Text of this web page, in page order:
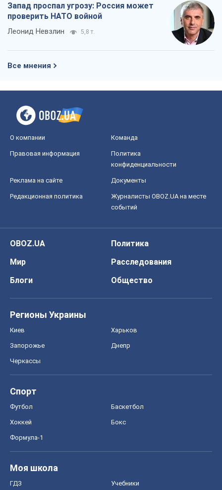
Запад проспал угрозу: Россия может
проверить НАТО войной
Леонид Невзлин 5,8 т.
Все мнения
О компании Команда
Правовая информация
Политика
конфиденциальности
Реклама на сайте Документы
Редакционная политика
Журналисты OBOZ.UA на месте
событий
OBOZ.UA
Политика
Мир
Расследования
Блоги
Общество
Регионы Украины
Киев Харьков
Запорожье Днепр
Черкассы
Спорт
Футбол Баскетбол
Хоккей Бокс
Формула-1
Моя школа
ГДЗ Учебники